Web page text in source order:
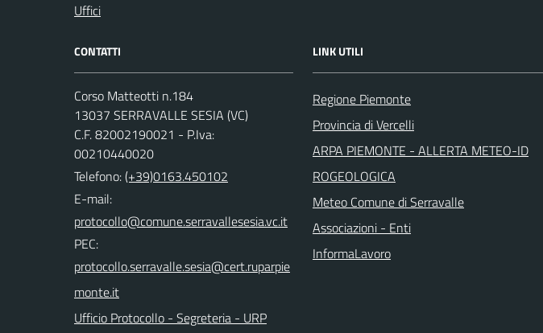
Uffici
CONTATTI
Corso Matteotti n.184
13037 SERRAVALLE SESIA (VC)
C.F. 82002190021 - P.Iva:
00210440020
Telefono:(+39)0163.450102
E-mail:
PEC:
Ufficio Protocollo - Segreteria - URP
LINK UTILI
Regione Piemonte
Provincia di Vercelli
ARPA PIEMONTE - ALLERTA METEO-ID
ROGEOLOGICA
Meteo Comune di Serravalle
Associazioni - Enti
InformaLavoro